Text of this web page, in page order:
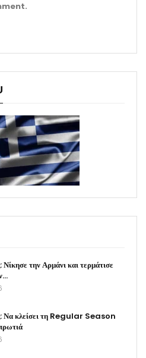
την Αρμάνι και τερμάτισε
Να κλείσει τη Regular Season